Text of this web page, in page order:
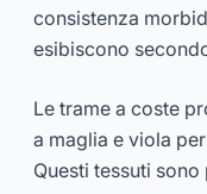
consistenza
esibiscono
Le trame a coste
a maglia e viola
Questi tessuti